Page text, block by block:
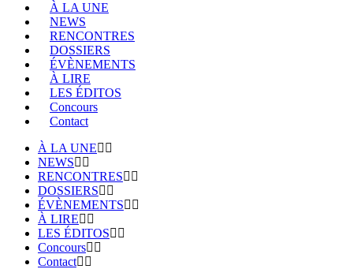
À LA UNE
NEWS
RENCONTRES
DOSSIERS
ÉVÈNEMENTS
À LIRE
LES ÉDITOS
Concours
Contact
À LA UNE
NEWS
RENCONTRES
DOSSIERS
ÉVÈNEMENTS
À LIRE
LES ÉDITOS
Concours
Contact